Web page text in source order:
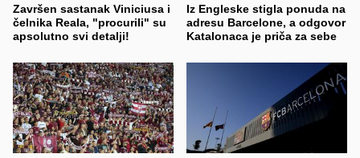
Završen sastanak Viniciusa i
čelnika Reala, "procurili" su
apsolutno svi detalji!
Iz Engleske stigla ponuda na
adresu Barcelone, a odgovor
Katalonaca je priča za sebe